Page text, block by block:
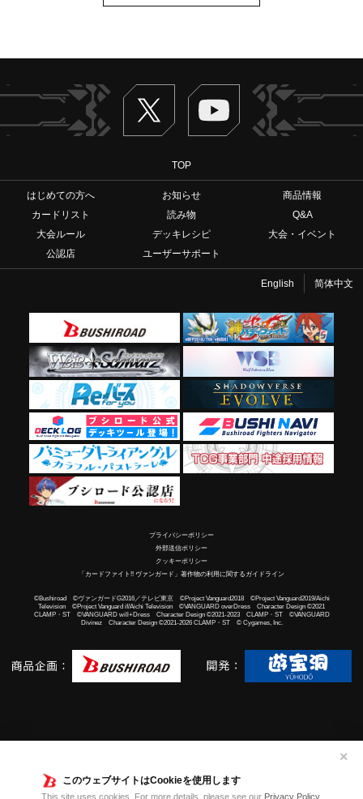
このウェブサイトはCookieを使用します
This site uses cookies. For more details, please see our Privacy Policy.
✕
Twitter ヴァンガードch
TOP
はじめての方へ お知らせ
商品情報
カードリスト
読み物
Q&A
大会ルール
デッキレシピ
大会・イベント
公認店
ユーザーサポート
English 简体中文
プライバシーポリシー
外部送信ポリシー
クッキーポリシー
「カードファイト!! ヴァンガード」著作物の利用に関するガイドライン
©Bushiroad ©ヴァンガードG2016／テレビ東京 ©Project Vanguard2018 ©Project Vanguard2019/Aichi
Television ©Project Vanguard if/Aichi Television ©VANGUARD overDress Character Design ©2021
CLAMP・ST ©VANGUARD will+Dress Character Design ©2021-2023 CLAMP・ST ©VANGUARD
Divinez Character Design ©2021-2026 CLAMP・ST © Cygames, Inc.